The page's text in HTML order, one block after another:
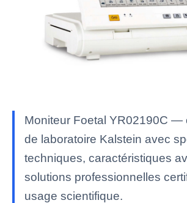
Moniteur Foetal YR02190C —
de laboratoire Kalstein avec
techniques, caractéristiques
solutions professionnelles
usage scientifique.